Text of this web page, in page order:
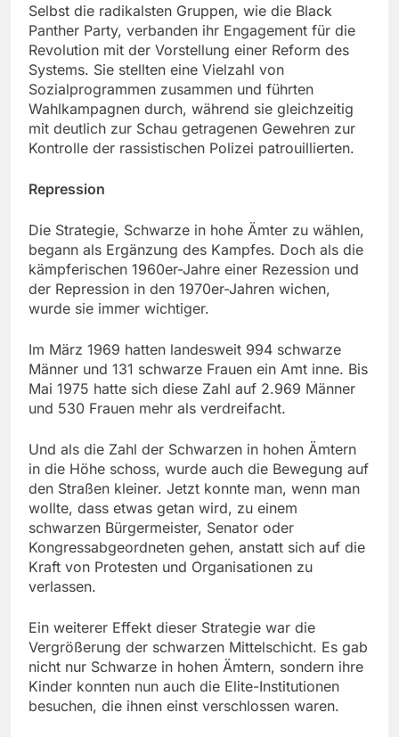
Selbst die radikalsten Gruppen, wie die Black
Panther Party, verbanden ihr Engagement für die
Revolution mit der Vorstellung einer Reform des
Systems. Sie stellten eine Vielzahl von
Sozialprogrammen zusammen und führten
Wahlkampagnen durch, während sie gleichzeitig
mit deutlich zur Schau getragenen Gewehren zur
Kontrolle der rassistischen Polizei patrouillierten.
Repression
Die Strategie, Schwarze in hohe Ämter zu wählen,
begann als Ergänzung des Kampfes. Doch als die
kämpferischen 1960er-Jahre einer Rezession und
der Repression in den 1970er-Jahren wichen,
wurde sie immer wichtiger.
Im März 1969 hatten landesweit 994 schwarze
Männer und 131 schwarze Frauen ein Amt inne. Bis
Mai 1975 hatte sich diese Zahl auf 2.969 Männer
und 530 Frauen mehr als verdreifacht.
Und als die Zahl der Schwarzen in hohen Ämtern
in die Höhe schoss, wurde auch die Bewegung auf
den Straßen kleiner. Jetzt konnte man, wenn man
wollte, dass etwas getan wird, zu einem
schwarzen Bürgermeister, Senator oder
Kongressabgeordneten gehen, anstatt sich auf die
Kraft von Protesten und Organisationen zu
verlassen.
Ein weiterer Effekt dieser Strategie war die
Vergrößerung der schwarzen Mittelschicht. Es gab
nicht nur Schwarze in hohen Ämtern, sondern ihre
Kinder konnten nun auch die Elite-Institutionen
besuchen, die ihnen einst verschlossen waren.